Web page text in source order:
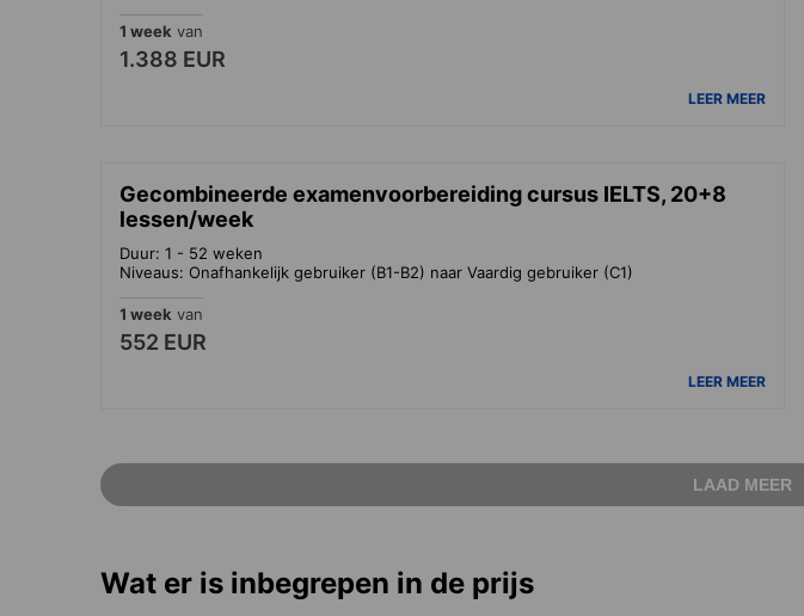
1 week van
1.388 EUR
LEER MEER
Gecombineerde examenvoorbereiding cursus IELTS, 20+8
lessen/week
Duur: 1 - 52 weken
Niveaus: Onafhankelijk gebruiker (B1-B2) naar Vaardig gebruiker (C1)
1 week van
552 EUR
LEER MEER
LAAD MEER
Wat er is inbegrepen in de prijs